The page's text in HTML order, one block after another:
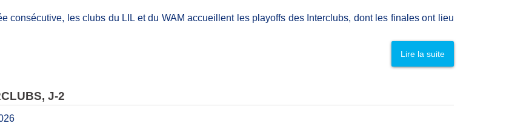
consécutive, les clubs du LIL et du WAM accueillent les playoffs des Interclubs, dont les finales ont lieu
Lire la suite
J-2